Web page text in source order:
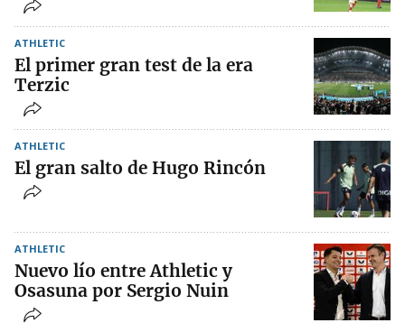
ATHLETIC
El primer gran test de la era
Terzic
ATHLETIC
El gran salto de Hugo Rincón
ATHLETIC
Nuevo lío entre Athletic y
Osasuna por Sergio Nuin